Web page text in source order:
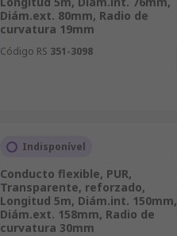
Diám.ext. 80mm, Radio de
curvatura 19mm
Código RS 351-3098
Indisponível
Conducto flexible, PUR,
Transparente, reforzado,
Longitud 5m, Diám.int. 150mm,
Diám.ext. 158mm, Radio de
curvatura 30mm